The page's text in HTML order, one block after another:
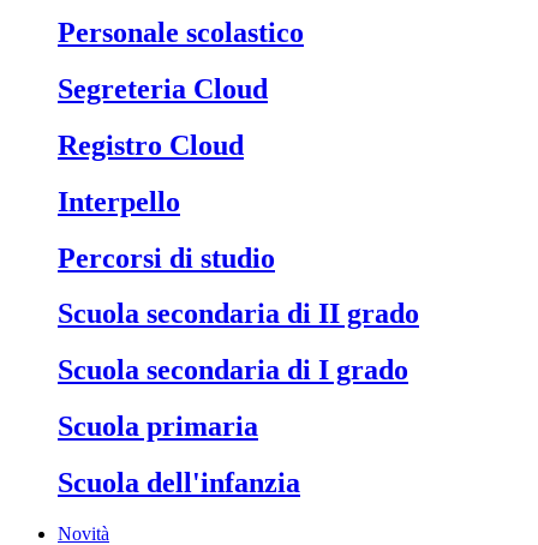
Personale scolastico
Segreteria Cloud
Registro Cloud
Interpello
Percorsi di studio
Scuola secondaria di II grado
Scuola secondaria di I grado
Scuola primaria
Scuola dell'infanzia
Novità